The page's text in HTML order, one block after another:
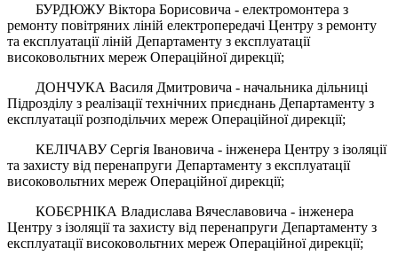
БУРДЮЖУ Віктора Борисовича - електромонтера з
ремонту повітряних ліній електропередачі Центру з ремонту
та експлуатації ліній Департаменту з експлуатації
високовольтних мереж Операційної дирекції;
ДОНЧУКА Василя Дмитровича - начальника дільниці
Підрозділу з реалізації технічних приєднань Департаменту з
експлуатації розподільчих мереж Операційної дирекції;
КЕЛІЧАВУ Сергія Івановича - інженера Центру з ізоляції
та захисту від перенапруги Департаменту з експлуатації
високовольтних мереж Операційної дирекції;
КОБЄРНІКА Владислава Вячеславовича - інженера
Центру з ізоляції та захисту від перенапруги Департаменту з
експлуатації високовольтних мереж Операційної дирекції;